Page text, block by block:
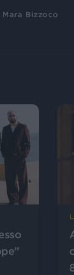
Mara Bizzoco